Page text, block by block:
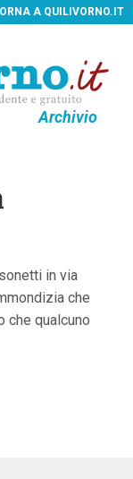
Archivio
A QUILIVORNO.IT
in via
che
che qualcuno